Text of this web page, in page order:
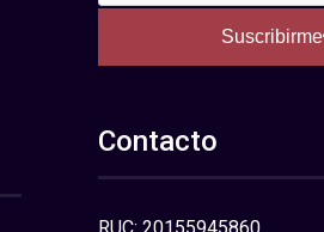
Suscribirme
Contacto